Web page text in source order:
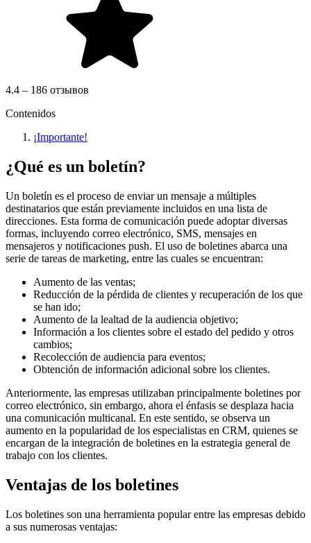
4.4 – 186 отзывов
Contenidos
¡Importante!
¿Qué es un boletín?
Un boletín es el proceso de enviar un mensaje a múltiples
destinatarios que están previamente incluidos en una lista de
direcciones. Esta forma de comunicación puede adoptar diversas
formas, incluyendo correo electrónico, SMS, mensajes en
mensajeros y notificaciones push. El uso de boletines abarca una
serie de tareas de marketing, entre las cuales se encuentran:
Aumento de las ventas;
Reducción de la pérdida de clientes y recuperación de los que
se han ido;
Aumento de la lealtad de la audiencia objetivo;
Información a los clientes sobre el estado del pedido y otros
cambios;
Recolección de audiencia para eventos;
Obtención de información adicional sobre los clientes.
Anteriormente, las empresas utilizaban principalmente boletines por
correo electrónico, sin embargo, ahora el énfasis se desplaza hacia
una comunicación multicanal. En este sentido, se observa un
aumento en la popularidad de los especialistas en CRM, quienes se
encargan de la integración de boletines en la estrategia general de
trabajo con los clientes.
Ventajas de los boletines
Los boletines son una herramienta popular entre las empresas debido
a sus numerosas ventajas: